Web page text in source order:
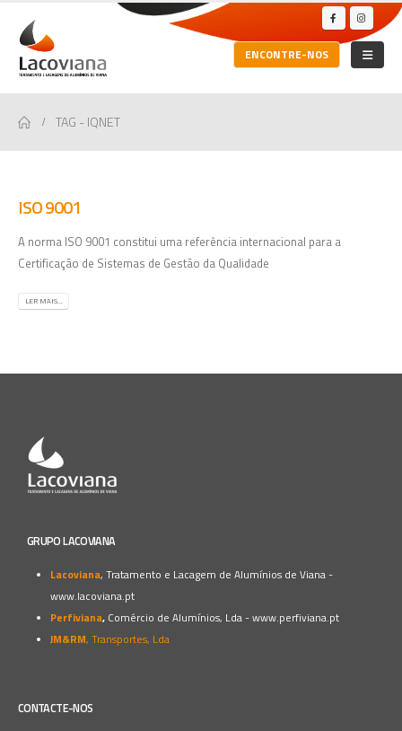
ENCONTRE-NOS
TAG - IQNET
ISO 9001
A norma ISO 9001 constitui uma referência internacional para a
Certificação de Sistemas de Gestão da Qualidade
LER MAIS...
GRUPO LACOVIANA
Lacoviana, Tratamento e Lacagem de Alumínios de Viana -
www.lacoviana.pt
Perfiviana, Comércio de Alumínios, Lda -www.perfiviana.pt
JM&RM, Transportes, Lda
CONTACTE-NOS